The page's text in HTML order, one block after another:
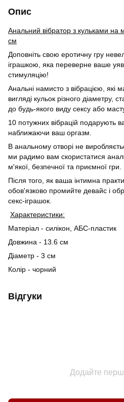
Опис
Анальний вібратор з кульками на
см
Доповніть свою еротичну гру
іграшкою, яка переверне ваше
стимуляцію!
Анальні намисто з вібрацією, які
вигляді кульок різного діаметру,
до будь-якого виду сексу або
10 потужних вібрацій подарують
наближаючи ваш оргазм.
В анальному отворі не
ми радимо вам скористатися
м'якої, безпечної та приємної гри.
Після того, як ваша інтимна
обов'язково промийте девайс і
секс-іграшок.
Характеристики:
Матеріал - силікон, АБС-пластик
Довжина - 13.6 см
Діаметр - 3 см
Колір - чорний
Відгуки
Додайте